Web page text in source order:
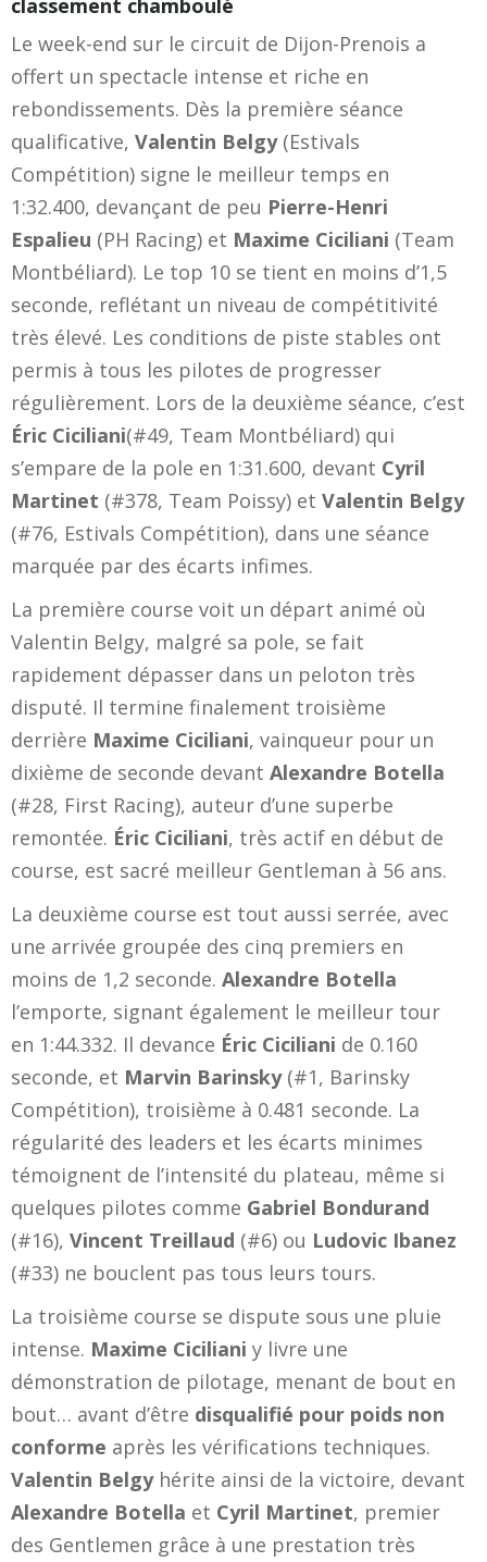
Le week-end sur le circuit de Dijon-Prenois a
offert un spectacle intense et riche en
rebondissements. Dès la première séance
qualificative, Valentin Belgy(Estivals
Compétition) signe le meilleur temps en
1:32.400, devançant de peu Pierre-Henri
Espalieu (PH Racing) et Maxime Ciciliani (Team
Montbéliard). Le top 10 se tient en moins d’1,5
seconde, reflétant un niveau de compétitivité
très élevé. Les conditions de piste stables ont
permis à tous les pilotes de progresser
régulièrement. Lors de la deuxième séance, c’est
Éric Ciciliani(#49, Team Montbéliard) qui
s’empare de la pole en 1:31.600, devant Cyril
Martinet (#378, Team Poissy) et Valentin Belgy
(#76, Estivals Compétition), dans une séance
marquée par des écarts infimes.
La première course voit un départ animé où
Valentin Belgy, malgré sa pole, se fait
rapidement dépasser dans un peloton très
disputé. Il termine finalement troisième
derrière Maxime Ciciliani, vainqueur pour un
dixième de seconde devant Alexandre Botella
(#28, First Racing), auteur d’une superbe
remontée. Éric Ciciliani, très actif en début de
course, est sacré meilleur Gentleman à 56 ans.
La deuxième course est tout aussi serrée, avec
une arrivée groupée des cinq premiers en
moins de 1,2 seconde. Alexandre Botella
l’emporte, signant également le meilleur tour
en 1:44.332. Il devance Éric Ciciliani de 0.160
seconde, et Marvin Barinsky(#1, Barinsky
Compétition), troisième à 0.481 seconde. La
régularité des leaders et les écarts minimes
témoignent de l’intensité du plateau, même si
quelques pilotes comme Gabriel Bondurand
(#16), Vincent Treillaud (#6) ou Ludovic Ibanez
(#33) ne bouclent pas tous leurs tours.
La troisième course se dispute sous une pluie
intense. Maxime Ciciliani y livre une
démonstration de pilotage, menant de bout en
bout… avant d’être disqualifié pour poids non
conforme après les vérifications techniques.
Valentin Belgy hérite ainsi de la victoire, devant
Alexandre Botella et Cyril Martinet, premier
des Gentlemen grâce à une prestation très